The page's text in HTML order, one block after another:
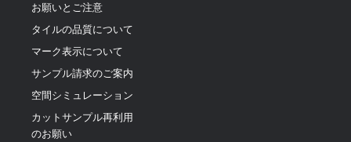
お願いとご注意
タイルの品質について
マーク表示について
サンプル請求のご案内
空間シミュレーション
カットサンプル再利用
のお願い